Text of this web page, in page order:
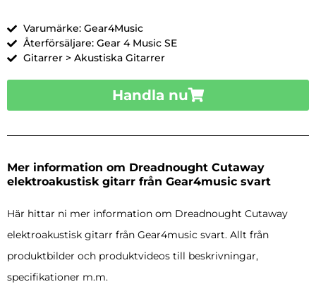
Varumärke: Gear4Music
Återförsäljare: Gear 4 Music SE
Gitarrer > Akustiska Gitarrer
Handla nu
Mer information om Dreadnought Cutaway
elektroakustisk gitarr från Gear4music svart
Här hittar ni mer information om Dreadnought Cutaway
elektroakustisk gitarr från Gear4music svart. Allt från
produktbilder och produktvideos till beskrivningar,
specifikationer m.m.